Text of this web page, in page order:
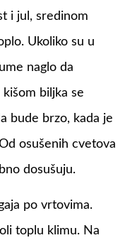
i jul, sredinom
Ukoliko su u
naglo da
biljka se
bude brzo, kada je
osušenih cvetova
dosušuju.
po vrtovima.
toplu klimu. Na